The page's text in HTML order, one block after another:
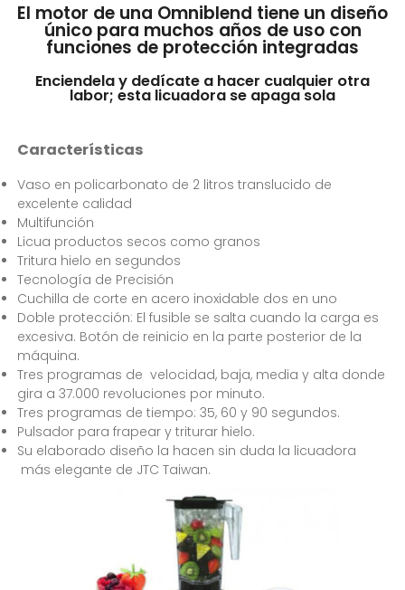
El motor de una Omniblend tiene un diseño
único para muchos años de uso con
funciones de protección integradas
Enciendela y dedícate a hacer cualquier otra
labor; esta licuadora se apaga sola
Características
Vaso en policarbonato de 2 litros translucido de
excelente calidad
Multifunción
Licua productos secos como granos
Tritura hielo en segundos
Tecnología de Precisión
Cuchilla de corte en acero inoxidable dos en uno
Doble protección: El fusible se salta cuando la carga es
excesiva. Botón de reinicio en la parte posterior de la
máquina.
Tres programas de velocidad, baja, media y alta donde
gira a 37.000 revoluciones por minuto.
Tres programas de tiempo: 35, 60 y 90 segundos.
Pulsador para frapear y triturar hielo.
Su elaborado diseño la hacen sin duda la licuadora
más elegante de JTC Taiwan.